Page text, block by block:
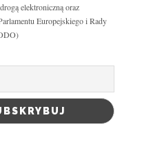
elektroniczną oraz
Europejskiego i Rady